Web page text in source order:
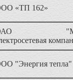
«ТП 162»
"Энергия тепла"